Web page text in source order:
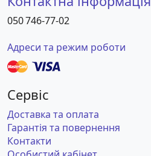
050 746-77-02
Адреси та режим роботи
Сервіс
Доставка та оплата
Гарантія та повернення
Контакти